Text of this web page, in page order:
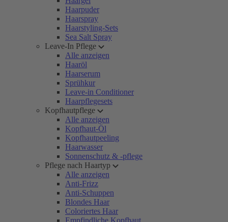
Haarpuder
Haarspray
Haarstyling-Sets
Sea Salt Spray
Leave-In Pflege
Alle anzeigen
Haaröl
Haarserum
Sprühkur
Leave-in Conditioner
Haarpflegesets
Kopfhautpflege
Alle anzeigen
Kopfhaut-Öl
Kopfhautpeeling
Haarwasser
Sonnenschutz & -pflege
Pflege nach Haartyp
Alle anzeigen
Anti-Frizz
Anti-Schuppen
Blondes Haar
Coloriertes Haar
Empfindliche Kopfhaut